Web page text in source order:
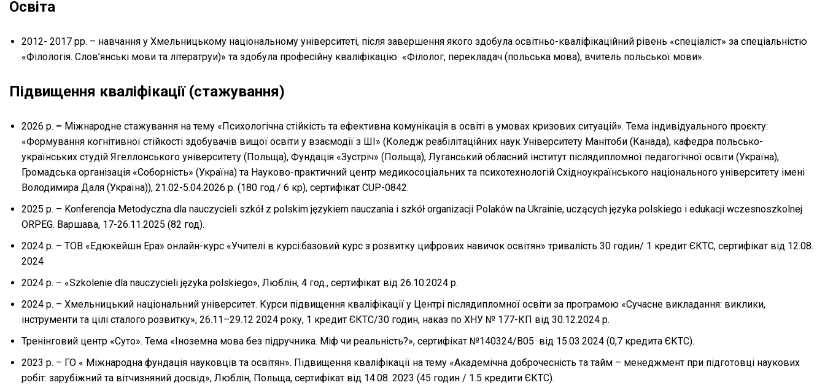
Освіта
2012- 2017 рр. – навчання у Хмельницькому національному університеті, після завершення якого здобула освітньо-кваліфікаційний рівень «спеціаліст» за спеціальністю
«Філологія. Слов’янські мови та літератруи)» та здобула професійну кваліфікацію «Філолог, перекладач (польська мова), вчитель польської мови».
Підвищення кваліфікації (стажування)
2026 р. – Міжнародне стажування на тему «Психологічна стійкість та ефективна комунікація в освіті в умовах кризових ситуацій». Тема індивідуального проєкту:
«Формування когнітивної стійкості здобувачів вищої освіти у взаємодії з ШІ» (Коледж реабілітаційних наук Університету Манітоби (Канада), кафедра польсько-
українських студій Ягеллонського університету (Польща), Фундація «Зустріч» (Польща), Луганський обласний інститут післядипломної педагогічної освіти (Україна),
Громадська організація «Соборність» (Україна) та Науково-практичний центр медикосоціальних та психотехнологій Східноукраїнського національного університету імені
Володимира Даля (Україна)), 21.02-5.04.2026 р. (180 год./ 6 кр), сертифікат CUP-0842.
2025 р. – Konferencja Metodyczna dla nauczycieli szkół z polskim językiem nauczania i szkół organizacji Polaków na Ukrainie, uczących języka polskiego i edukacji wczesnoszkolnej
ORPEG. Варшава, 17-26.11.2025 (82 год).
2024 р. – ТОВ «Едюкейшн Ера» онлайн-курс «Учителі в курсі:базовий курс з розвитку цифрових навичок освітян» тривалість 30 годин/ 1 кредит ЄКТС, сертифікат від 12.08.
2024
2024 р. – «Szkolenie dla nauczycieli języka polskiego», Люблін, 4 год., сертифікат від 26.10.2024 р.
2024 р. – Хмельницький національний університет. Курси підвищення кваліфікації у Центрі післядипломної освіти за програмою «Сучасне викладання: виклики,
інструменти та цілі сталого розвитку», 26.11–29.12 2024 року, 1 кредит ЄКТС/30 годин, наказ по ХНУ № 177-КП від 30.12.2024 р.
Тренінговий центр «Суто». Тема «Іноземна мова без підручника. Міф чи реальність?», сертифікат №140324/В05 від 15.03.2024 (0,7 кредита ЄКТС).
2023 р. – ГО « Міжнародна фундація науковців та освітян». Підвищення кваліфікації на тему «Академічна доброчесність та тайм – менеджмент при підготовці наукових
робіт: зарубіжний та вітчизняний досвід», Люблін, Польща, сертифікат від 14.08. 2023 (45 годин / 1.5 кредити ЄКТС).